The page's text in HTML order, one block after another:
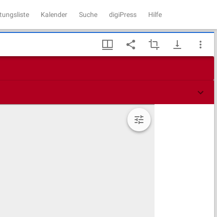
Kalender Suche digiPress Hilfe